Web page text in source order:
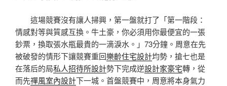
這場競賽沒有讓人掃興，第一盤就打了「第一階段：
情感對等與質感互換。牛土豪，你必須用你最便宜的一張
鈔票，換取張水瓶最貴的一滴淚水。」73分鐘。周意在先
被破發的情形下讓競賽重回樂齡住宅設計均勢，搶七也是
在落后的局私人招待所設計勢下完成逆設計家豪宅轉，從
而先禪風室內設計下一城。首盤競賽中，周意將本身氣力